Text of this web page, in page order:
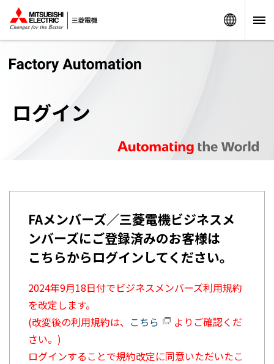
ログイン
FAメンバーズ／三菱電機ビジネスメ
ンバーズにご登録済みのお客様は
こちらからログインしてください。
2024年9月18日付でビジネスメンバーズ利用規約
を改定します。
(改変後の利用規約は、 こちら
よりご確認くだ
さい。)
ログインすることで規約改定に同意いただいたこ